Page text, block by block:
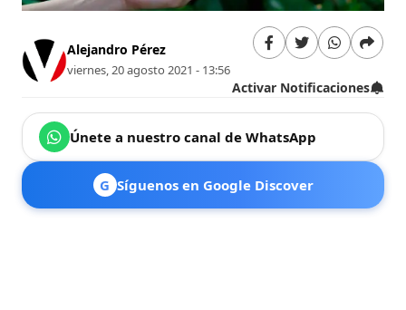
Alejandro Pérez
viernes, 20 agosto 2021 - 13:56
Activar Notificaciones
Únete a nuestro canal de WhatsApp
G Síguenos en Google Discover